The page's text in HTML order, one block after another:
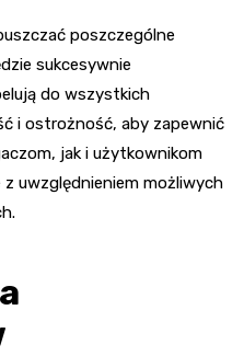
poszczególne
sukcesywnie
do wszystkich
i ostrożność, aby zapewnić
jak i użytkownikom
uwzględnieniem możliwych